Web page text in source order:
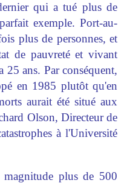
qui a tué plus de
exemple. Port-au-
plus de personnes, et
de pauvreté et vivant
ans. Par conséquent,
en 1985 plutôt qu'en
aurait été situé aux
Olson, Directeur de
à l'Université
plus de 500